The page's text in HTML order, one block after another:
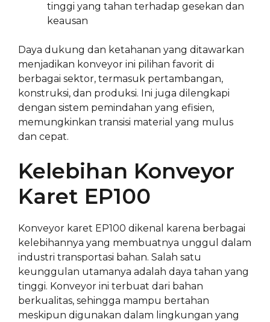
tinggi yang tahan terhadap gesekan dan
keausan
Daya dukung dan ketahanan yang ditawarkan
menjadikan konveyor ini pilihan favorit di
berbagai sektor, termasuk pertambangan,
konstruksi, dan produksi. Ini juga dilengkapi
dengan sistem pemindahan yang efisien,
memungkinkan transisi material yang mulus
dan cepat.
Kelebihan Konveyor
Karet EP100
Konveyor karet EP100 dikenal karena berbagai
kelebihannya yang membuatnya unggul dalam
industri transportasi bahan. Salah satu
keunggulan utamanya adalah daya tahan yang
tinggi. Konveyor ini terbuat dari bahan
berkualitas, sehingga mampu bertahan
meskipun digunakan dalam lingkungan yang